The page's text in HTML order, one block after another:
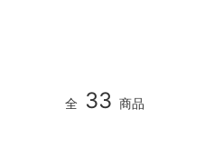
全 33 商品